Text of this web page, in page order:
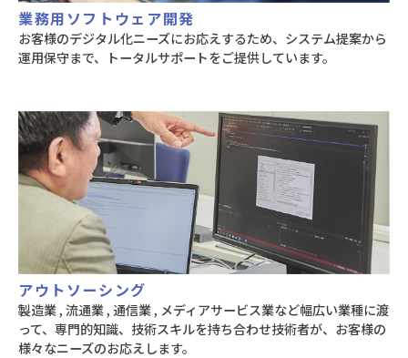
業務用ソフトウェア開発
お客様のデジタル化ニーズにお応えするため、システム提案から
運用保守まで、トータルサポートをご提供しています。
アウトソーシング
製造業 , 流通業 , 通信業 , メディアサービス業など幅広い業種に渡
って、専門的知識、技術スキルを持ち合わせ技術者が、お客様の
様々なニーズのお応えします。